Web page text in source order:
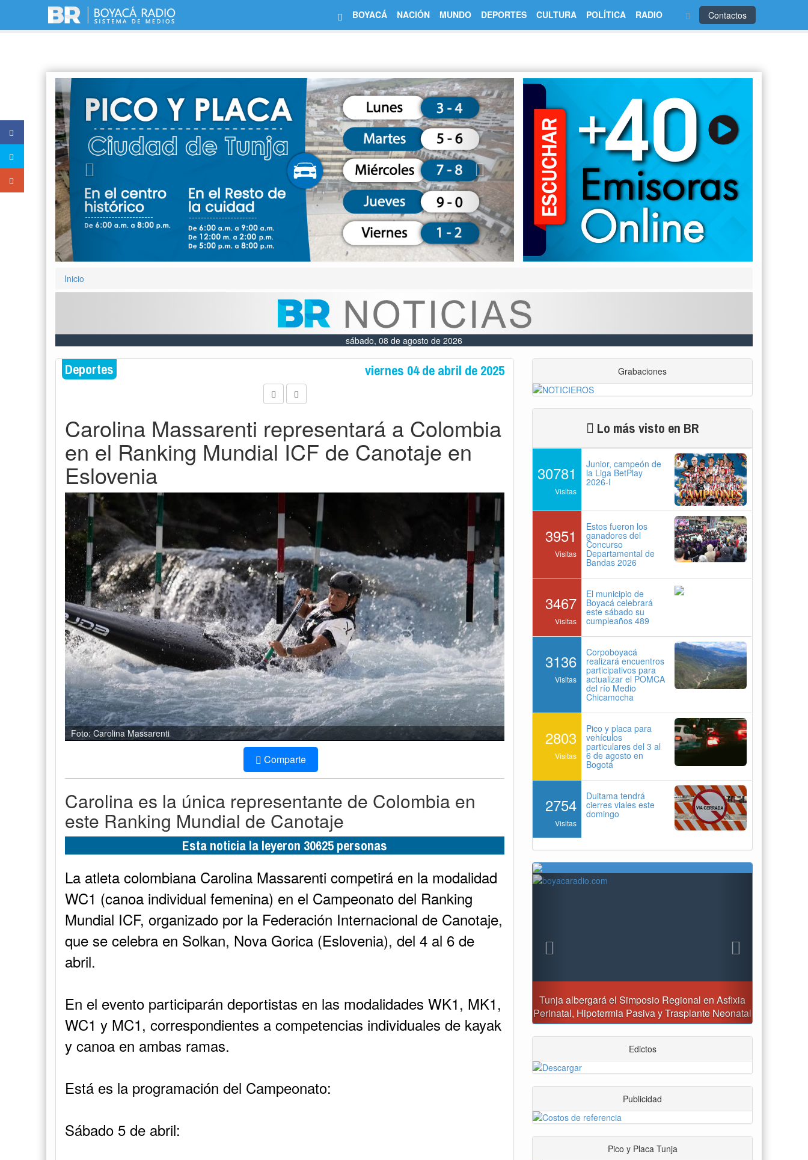
Contactos
BOYACÁ NACIÓN MUNDO DEPORTES CULTURA POLÍTICA RADIO
Next
Inicio
sábado, 08 de agosto de 2026
Deportes viernes 04 de abril de 2025
Carolina Massarenti representará a Colombia
en el Ranking Mundial ICF de Canotaje en
Eslovenia
Foto: Carolina Massarenti
Comparte
Carolina es la única representante de Colombia en
este Ranking Mundial de Canotaje
Esta noticia la leyeron 30625 personas
La atleta colombiana Carolina Massarenti competirá en la modalidad
WC1 (canoa individual femenina) en el Campeonato del Ranking
Mundial ICF, organizado por la Federación Internacional de Canotaje,
que se celebra en Solkan, Nova Gorica (Eslovenia), del 4 al 6 de
abril.
En el evento participarán deportistas en las modalidades WK1, MK1,
WC1 y MC1, correspondientes a competencias individuales de kayak
y canoa en ambas ramas.
Está es la programación del Campeonato:
Sábado 5 de abril:
Grabaciones
Lo más visto en BR
30781
Visitas
Junior, campeón de
la Liga BetPlay
2026-I
3951
Visitas
Estos fueron los
ganadores del
Concurso
Departamental de
Bandas 2026
3467
Visitas
El municipio de
Boyacá celebrará
este sábado su
cumpleaños 489
3136
Visitas
Corpoboyacá
realizará encuentros
participativos para
actualizar el POMCA
del río Medio
Chicamocha
2803
Visitas
Pico y placa para
vehículos
particulares del 3 al
6 de agosto en
Bogotá
2754
Visitas
Duitama tendrá
cierres viales este
domingo
Reporte del tiempo en Boyacá para el sábado
Previous
Edictos
Publicidad
Pico y Placa Tunja